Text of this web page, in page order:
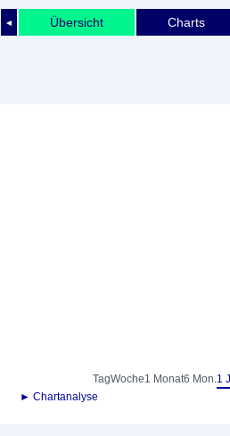
◄ Übersicht Charts
TagWoche1 Monat6 Mon.1
► Chartanalyse